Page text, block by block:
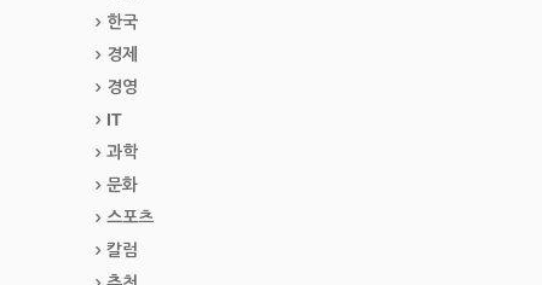
한국
경제
경영
IT
과학
문화
스포츠
칼럼